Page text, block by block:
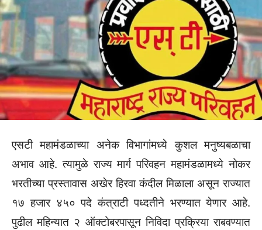
एसटी महामंडळाच्या अनेक विभागांमध्ये कुशल मनुष्यबळाचा
अभाव आहे. त्यामुळे राज्य मार्ग परिवहन महामंडळामध्ये नोकर
भरतीच्या प्रस्तावास अखेर हिरवा कंदील मिळाला असून राज्यात
१७ हजार ४५० पदे कंत्राटी पध्दतीने भरण्यात येणार आहे.
पुढील महिन्यात २ ऑक्टोबरपासून निविदा प्रक्रिया राबवण्यात